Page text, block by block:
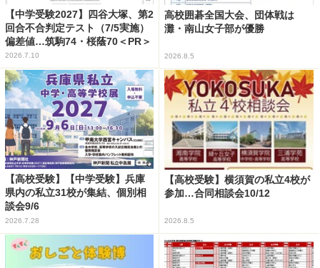
【中学受験2027】四谷大塚、第2
回合不合判定テスト（7/5実施）
偏差値…筑駒74・桜蔭70＜PR＞
2026.7.10
高校囲碁全国大会、団体戦は
灘・南山女子部が優勝
2026.8.5
【高校受験】【中学受験】兵庫
県内の私立31校が集結、個別相
談会9/6
2026.7.28
【高校受験】横須賀の私立4校が
参加…合同相談会10/12
2026.8.5